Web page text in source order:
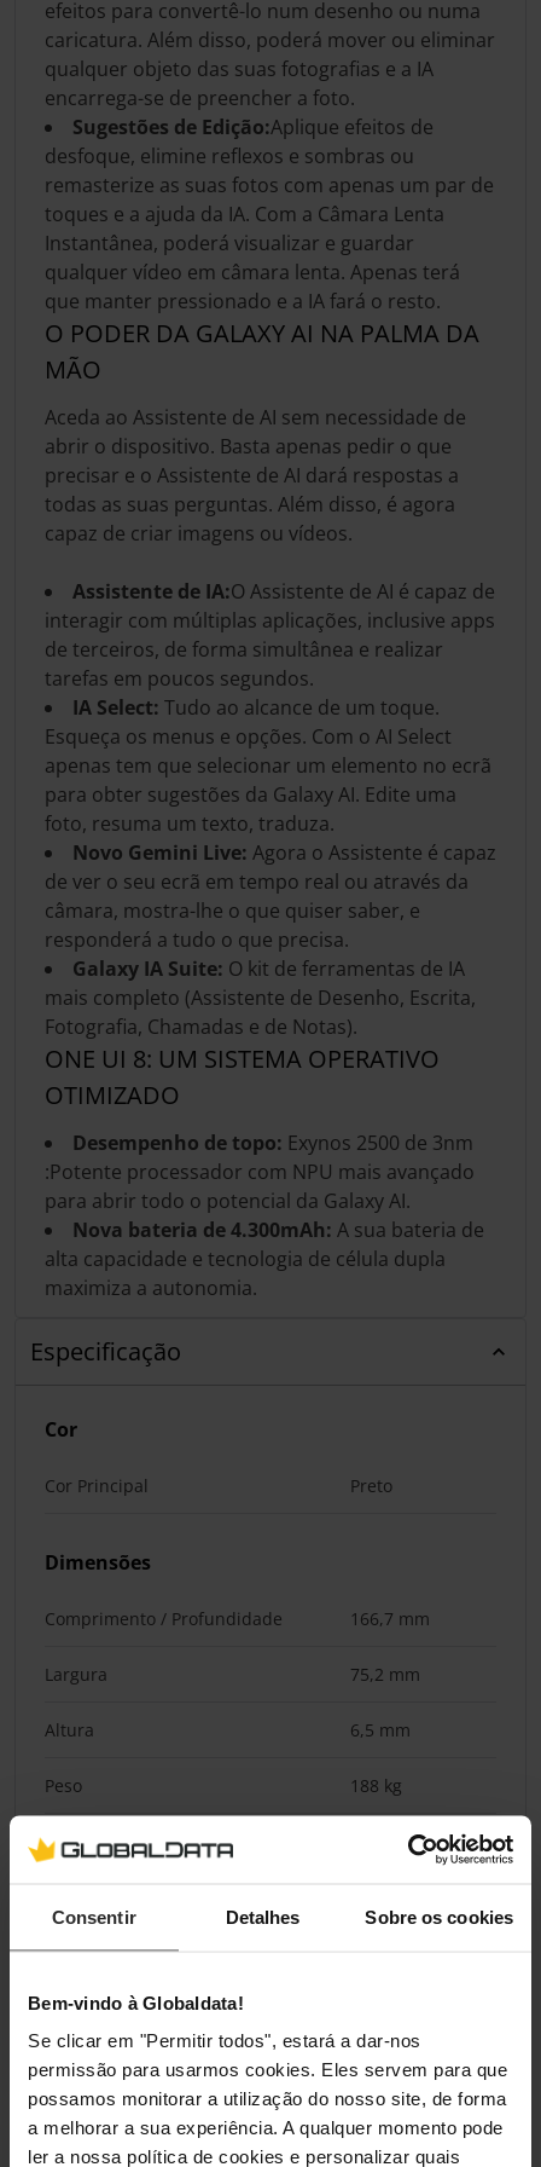
Consentir Detalhes Sobre os cookies
Bem-vindo à Globaldata!
Se clicar em "Permitir todos", estará a dar-nos
permissão para usarmos cookies. Eles servem para que
possamos monitorar a utilização do nosso site, de forma
a melhorar a sua experiência. A qualquer momento pode
ler a nossa política de cookies e personalizar quais
efeitos para convertê-lo num desenho ou numa
caricatura. Além disso, poderá mover ou eliminar
qualquer objeto das suas fotografias e a IA
encarrega-se de preencher a foto.
Sugestões de Edição:Aplique efeitos de
desfoque, elimine reflexos e sombras ou
remasterize as suas fotos com apenas um par de
toques e a ajuda da IA. Com a Câmara Lenta
Instantânea, poderá visualizar e guardar
qualquer vídeo em câmara lenta. Apenas terá
que manter pressionado e a IA fará o resto.
O PODER DA GALAXY AI NA PALMA DA
MÃO
Aceda ao Assistente de AI sem necessidade de
abrir o dispositivo. Basta apenas pedir o que
precisar e o Assistente de AI dará respostas a
todas as suas perguntas. Além disso, é agora
capaz de criar imagens ou vídeos.
Assistente de IA:O Assistente de AI é capaz de
interagir com múltiplas aplicações, inclusive apps
de terceiros, de forma simultânea e realizar
tarefas em poucos segundos.
IA Select: Tudo ao alcance de um toque.
Esqueça os menus e opções. Com o AI Select
apenas tem que selecionar um elemento no ecrã
para obter sugestões da Galaxy AI. Edite uma
foto, resuma um texto, traduza.
Novo Gemini Live: Agora o Assistente é capaz
de ver o seu ecrã em tempo real ou através da
câmara, mostra-lhe o que quiser saber, e
responderá a tudo o que precisa.
Galaxy IA Suite: O kit de ferramentas de IA
mais completo (Assistente de Desenho, Escrita,
Fotografia, Chamadas e de Notas).
ONE UI 8: UM SISTEMA OPERATIVO
OTIMIZADO
Desempenho de topo: Exynos 2500 de 3nm
:Potente processador com NPU mais avançado
para abrir todo o potencial da Galaxy AI.
Nova bateria de 4.300mAh: A sua bateria de
alta capacidade e tecnologia de célula dupla
maximiza a autonomia.
Especificação
Cor
Cor Principal Preto
Dimensões
Comprimento / Profundidade 166,7 mm
Largura 75,2 mm
Altura 6,5 mm
Peso 188 kg
CPU
Processador Exynos 2500
Ecrã
Tamanho do Ecrã em Polegadas 6,9 "
Resolução do Ecrã
2520 × 1080
pixels